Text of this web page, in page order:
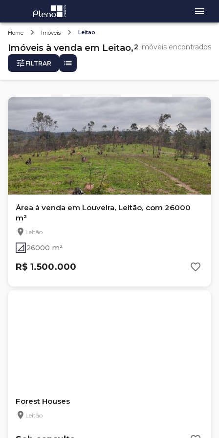
Home Imóveis Leitao
Imóveis à venda em Leitao,2 imóveis encontrados
FILTRAR
Área à venda em Louveira, Leitão, com 26000
m²
Leitão
26000 m²
R$ 1.500.000
Forest Houses
Leitão